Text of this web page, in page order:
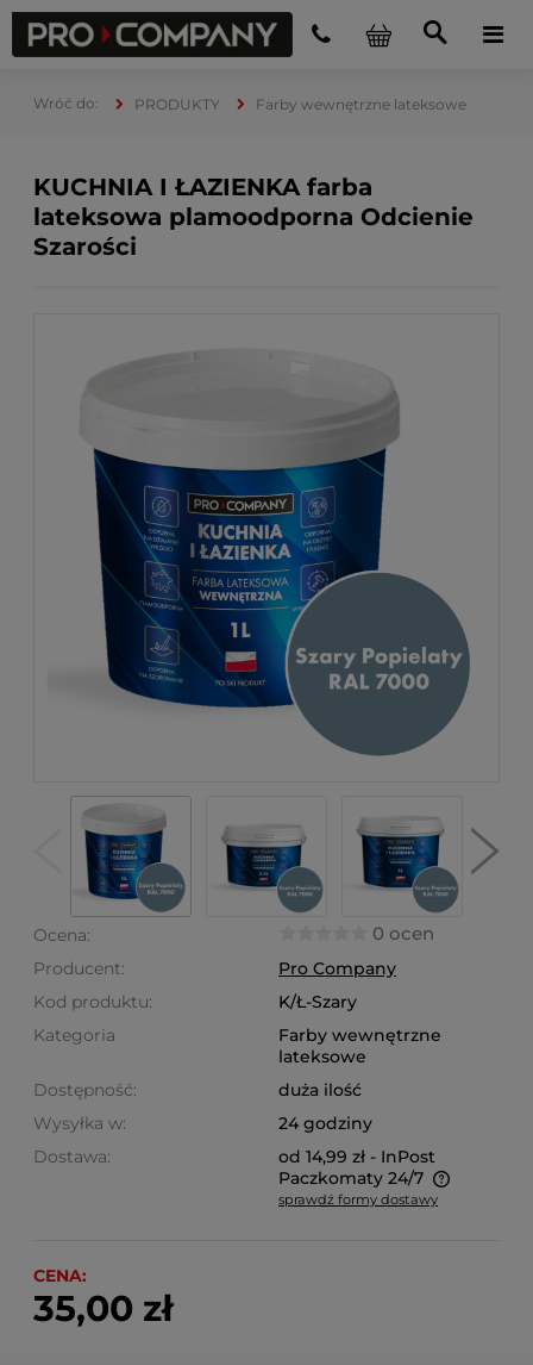
PRODUKTY Farby wewnętrzne lateksowe
KUCHNIA I ŁAZIENKA farba
lateksowa plamoodporna Odcienie
Szarości
Ocena: 0 ocen
Producent:
Pro Company
Kod produktu:
K/Ł-Szary
Kategoria
Farby wewnętrzne
lateksowe
Dostępność:
duża ilość
Wysyłka w:
24 godziny
Dostawa:
od 14,99 zł - InPost
Paczkomaty 24/7
Cena nie zawiera ewentualnych kosztów płatności
sprawdź formy dostawy
CENA:
35,00 zł